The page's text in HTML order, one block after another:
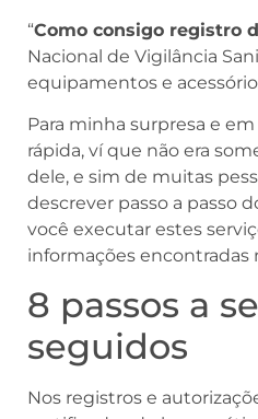
“Como consigo registro
Nacional de Vigilância
equipamentos e
Para minha surpresa e
rápida, ví que não era
dele, e sim de muitas
descrever passo a passo
você executar estes
informações encontradas
8 passos a
seguidos
Nos registros e